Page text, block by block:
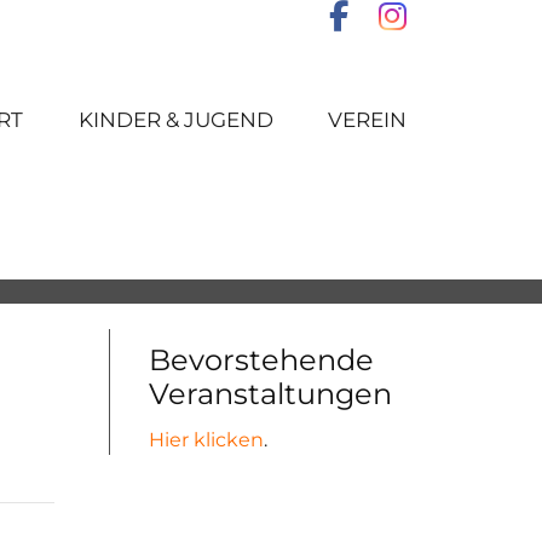
KINDER & JUGEND VEREIN
Bevorstehende
Veranstaltungen
Hier klicken.